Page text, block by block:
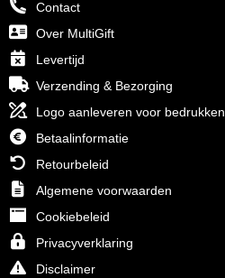
Contact
Over MultiGift
Levertijd
Verzending & Bezorging
Logo aanleveren voor bedrukken
Betaalinformatie
Retourbeleid
Algemene voorwaarden
Cookiebeleid
Privacyverklaring
Disclaimer